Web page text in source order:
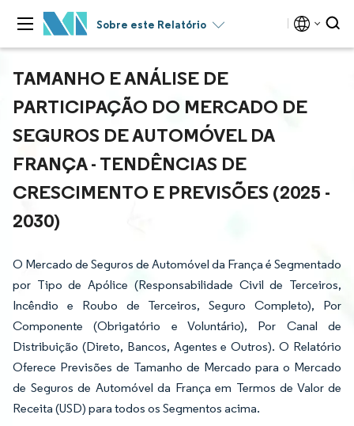
Sobre este Relatório
TAMANHO E ANÁLISE DE
PARTICIPAÇÃO DO MERCADO DE
SEGUROS DE AUTOMÓVEL DA
FRANÇA - TENDÊNCIAS DE
CRESCIMENTO E PREVISÕES (2025 -
2030)
O Mercado de Seguros de Automóvel da França é Segmentado
por Tipo de Apólice (Responsabilidade Civil de Terceiros,
Incêndio e Roubo de Terceiros, Seguro Completo), Por
Componente (Obrigatório e Voluntário), Por Canal de
Distribuição (Direto, Bancos, Agentes e Outros). O Relatório
Oferece Previsões de Tamanho de Mercado para o Mercado
de Seguros de Automóvel da França em Termos de Valor de
Receita (USD) para todos os Segmentos acima.